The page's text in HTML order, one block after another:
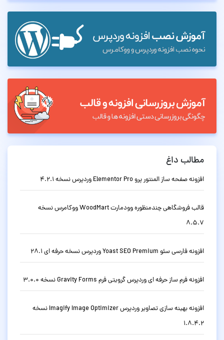
مطالب داغ
افزونه صفحه ساز المنتور پرو Elementor Pro وردپرس نسخه 4.2.1
قالب فروشگاهی چندمنظوره وودمارت WoodMart ووکامرس نسخه
8.5.7
افزونه فارسی سئو Yoast SEO Premium وردپرس نسخه حرفه ای 28.1
افزونه فرم ساز حرفه ای وردپرس گرویتی فرم Gravity Forms نسخه 3.0.0
افزونه بهینه سازی تصاویر وردپرس Imagify Image Optimizer نسخه
1.8.4.2